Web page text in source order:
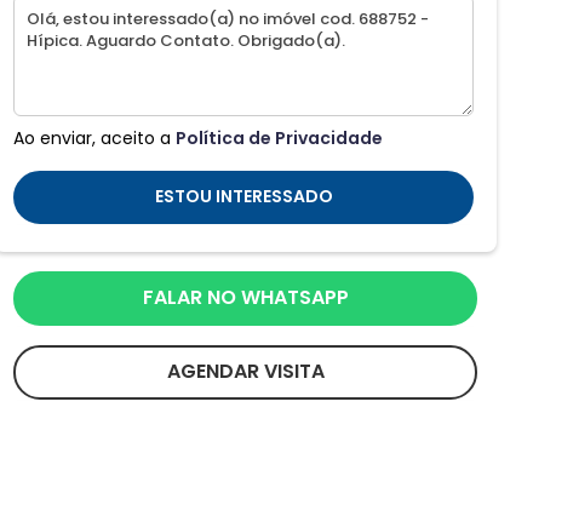
Ao enviar, aceito a Política de Privacidade
ESTOU INTERESSADO
FALAR NO WHATSAPP
AGENDAR VISITA